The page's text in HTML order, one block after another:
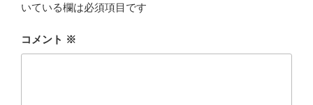
いている欄は必須項目です
コメント ※